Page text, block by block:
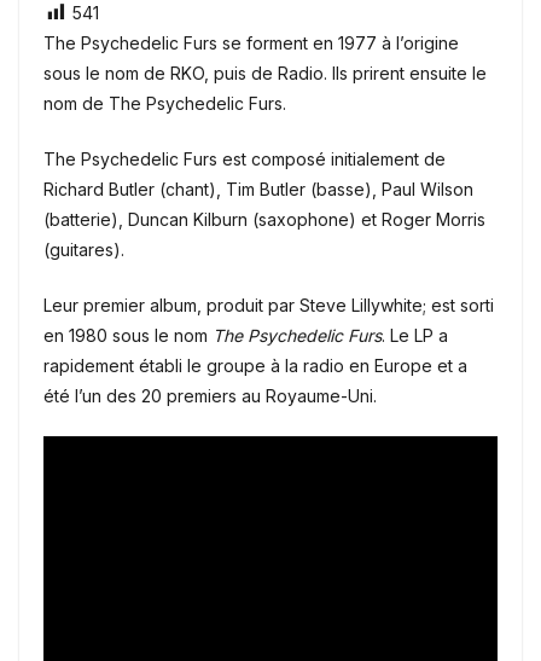
541
The Psychedelic Furs se forment en 1977 à l’origine
sous le nom de RKO, puis de Radio. Ils prirent ensuite le
nom de The Psychedelic Furs.
The Psychedelic Furs est composé initialement de
Richard Butler (chant), Tim Butler (basse), Paul Wilson
(batterie), Duncan Kilburn (saxophone) et Roger Morris
(guitares).
Leur premier album, produit par Steve Lillywhite; est sorti
en 1980 sous le nom The Psychedelic Furs. Le LP a
rapidement établi le groupe à la radio en Europe et a
été l’un des 20 premiers au Royaume-Uni.